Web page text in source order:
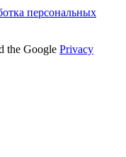
персональных
the Google Privacy